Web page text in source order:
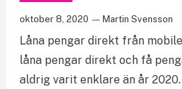
oktober 8, 2020 Martin Svensson
Låna pengar direkt från
låna pengar direkt och få
aldrig varit enklare än år